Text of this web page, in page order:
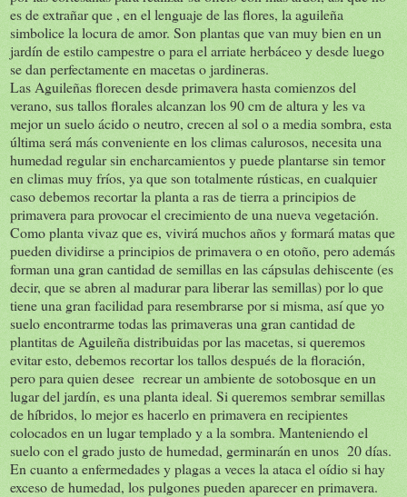
es de extrañar que , en el lenguaje de las flores, la aguileña
simbolice la locura de amor. Son plantas que van muy bien en un
jardín de estilo campestre o para el arriate herbáceo y desde luego
se dan perfectamente en macetas o jardineras.
Las Aguileñas florecen desde primavera hasta comienzos del
verano, sus tallos florales alcanzan los 90 cm de altura y les va
mejor un suelo ácido o neutro, crecen al sol o a media sombra, esta
última será más conveniente en los climas calurosos, necesita una
humedad regular sin encharcamientos y puede plantarse sin temor
en climas muy fríos, ya que son totalmente rústicas, en cualquier
caso debemos recortar la planta a ras de tierra a principios de
primavera para provocar el crecimiento de una nueva vegetación.
Como planta vivaz que es, vivirá muchos años y formará matas que
pueden dividirse a principios de primavera o en otoño, pero además
forman una gran cantidad de semillas en las cápsulas dehiscente (es
decir, que se abren al madurar para liberar las semillas) por lo que
tiene una gran facilidad para resembrarse por si misma, así que yo
suelo encontrarme todas las primaveras una gran cantidad de
plantitas de Aguileña distribuidas por las macetas, si queremos
evitar esto, debemos recortar los tallos después de la floración,
pero para quien desee recrear un ambiente de sotobosque en un
lugar del jardín, es una planta ideal. Si queremos sembrar semillas
de híbridos, lo mejor es hacerlo en primavera en recipientes
colocados en un lugar templado y a la sombra. Manteniendo el
suelo con el grado justo de humedad, germinarán en unos 20 días.
En cuanto a enfermedades y plagas a veces la ataca el oídio si hay
exceso de humedad, los pulgones pueden aparecer en primavera.